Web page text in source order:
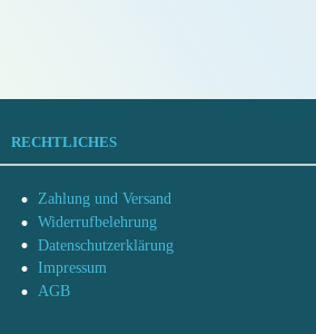
RECHTLICHES
Zahlung und Versand
Widerrufbelehrung
Datenschutzerklärung
Impressum
AGB